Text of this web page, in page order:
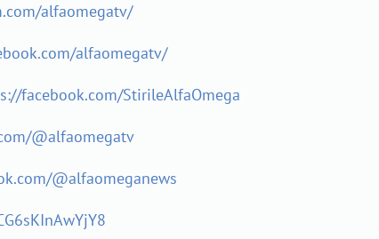
alfaomegatv/
alfaomegatv/
facebook.com/StirileAlfaOmega
@alfaomegatv
@alfaomeganews